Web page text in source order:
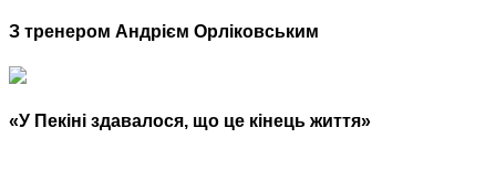
З тренером Андрієм Орліковським
«У Пекіні здавалося, що це кінець життя»